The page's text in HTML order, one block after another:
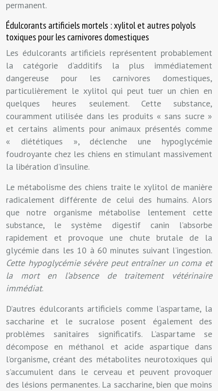
permanent.
Édulcorants artificiels mortels : xylitol et autres polyols
toxiques pour les carnivores domestiques
Les édulcorants artificiels représentent probablement
la catégorie d’additifs la plus immédiatement
dangereuse pour les carnivores domestiques,
particulièrement le xylitol qui peut tuer un chien en
quelques heures seulement. Cette substance,
couramment utilisée dans les produits « sans sucre »
et certains aliments pour animaux présentés comme
« diététiques », déclenche une hypoglycémie
foudroyante chez les chiens en stimulant massivement
la libération d’insuline.
Le métabolisme des chiens traite le xylitol de manière
radicalement différente de celui des humains. Alors
que notre organisme métabolise lentement cette
substance, le système digestif canin l’absorbe
rapidement et provoque une chute brutale de la
glycémie dans les 10 à 60 minutes suivant l’ingestion.
Cette hypoglycémie sévère peut entraîner un coma et
la mort en l’absence de traitement vétérinaire
immédiat.
D’autres édulcorants artificiels comme l’aspartame, la
saccharine et le sucralose posent également des
problèmes sanitaires significatifs. L’aspartame se
décompose en méthanol et acide aspartique dans
l’organisme, créant des métabolites neurotoxiques qui
s’accumulent dans le cerveau et peuvent provoquer
des lésions permanentes. La saccharine, bien que moins